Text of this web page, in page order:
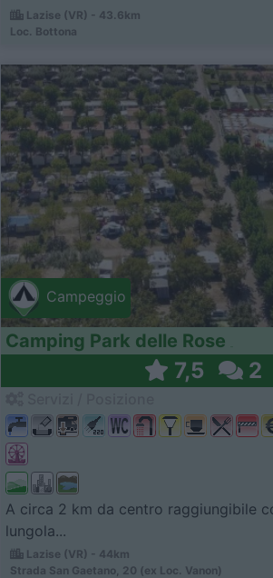
Lazise (VR) - 43.6km
Loc. Bottona
Campeggio
Camping Park delle Rose
7,5 2
A circa 2 km da centro raggiungibile
lungola...
Lazise (VR) - 44km
Strada San Gaetano, 20 (ex Loc. Vanon)